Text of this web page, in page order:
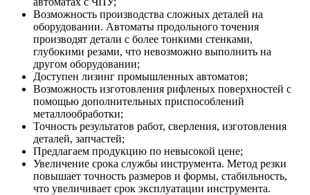
Возможность производства сложных деталей на
оборудовании. Автоматы продольного точения
производят детали с более тонкими стенками,
глубокими резами, что невозможно выполнить на
другом оборудовании;
Доступен лизинг промышленных автоматов;
Возможность изготовления рифленых поверхностей с
помощью дополнительных приспособлений
металлообработки;
Точность результатов работ, сверления, изготовления
деталей, запчастей;
Предлагаем продукцию по невысокой цене;
Увеличение срока службы инструмента. Метод резки
повышает точность размеров и формы, стабильность,
что увеличивает срок эксплуатации инструмента.